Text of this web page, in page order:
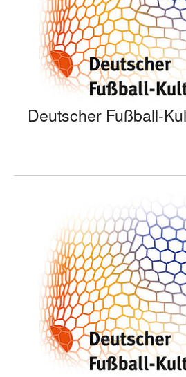
Deutscher Fußball-